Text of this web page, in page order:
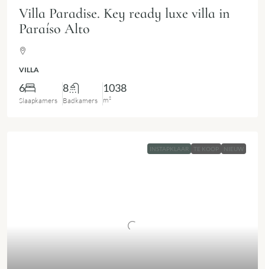
Villa Paradise. Key ready luxe villa in
Paraíso Alto
VILLA
6
Slaapkamers
8
Badkamers
1038
m²
INSTAPKLAAR TE KOOP NIEUW